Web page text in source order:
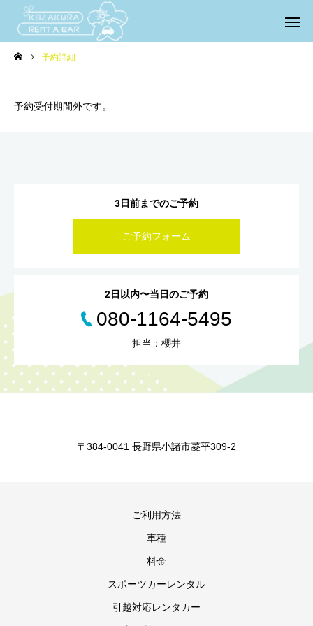
予約詳細
予約受付期間外です。
3日前までのご予約
ご予約フォーム
2日以内〜当日のご予約
080-1164-5495
担当：櫻井
〒384-0041 長野県小諸市菱平309-2
ご利用方法
車種
料金
スポーツカーレンタル
引越対応レンタカー